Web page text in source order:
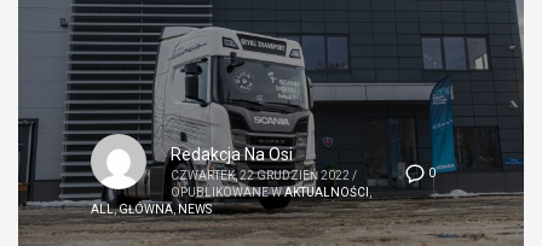
0
Redakcja Na Osi
CZWARTEK, 22 GRUDZIEŃ 2022/
OPUBLIKOWANE WAKTUALNOŚCI ,
ALL,GŁÓWNA,NEWS